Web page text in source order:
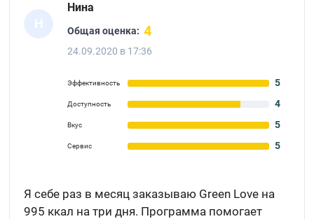
Н
Нина
Общая оценка: 4
24.09.2020 в 17:36
Эффективность 5
Доступность 4
Вкус 5
Сервис 5
Я себе раз в месяц заказываю Green Love на
995 ккал на три дня. Программа помогает